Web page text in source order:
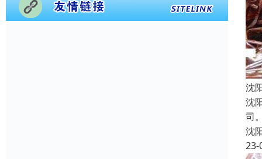
沈
沈
司
沈
23-